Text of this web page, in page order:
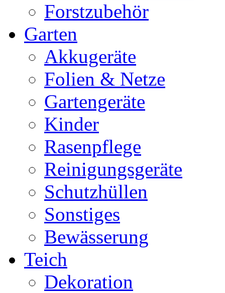
Forstzubehör
Garten
Akkugeräte
Folien & Netze
Gartengeräte
Kinder
Rasenpflege
Reinigungsgeräte
Schutzhüllen
Sonstiges
Bewässerung
Teich
Dekoration